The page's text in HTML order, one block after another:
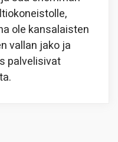
ole kansalaisten
vallan jako ja
palvelisivat